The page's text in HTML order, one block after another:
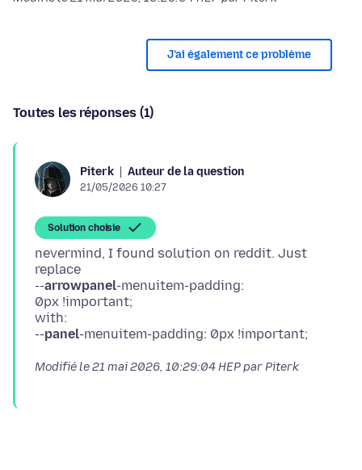
J’ai également ce problème
Toutes les réponses (1)
Piterk Auteur de la question
21/05/2026 10:27
Solution choisie
nevermind, I found solution on reddit. Just
replace
--arrowpanel-menuitem-padding:
0px !important;
with:
--panel
Modifié le21 mai 2026, 10:29:04 HEPpar Piterk